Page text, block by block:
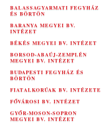
BALASSAGYARMATI FEGYHÁZ
ÉS BÖRTÖN
BARANYA MEGYEI BV.
INTÉZET
BÉKÉS MEGYEI BV. INTÉZET
BORSOD-ABAÚJ-ZEMPLÉN
MEGYEI BV. INTÉZET
BUDAPESTI FEGYHÁZ ÉS
BÖRTÖN
FIATALKORÚAK BV. INTÉZETE
FŐVÁROSI BV. INTÉZET
GYŐR-MOSON-SOPRON
MEGYEI BV. INTÉZET